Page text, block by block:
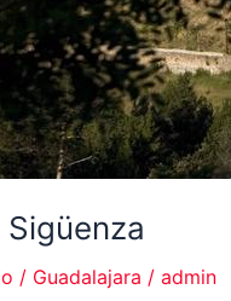
/ Guadalajara / admin